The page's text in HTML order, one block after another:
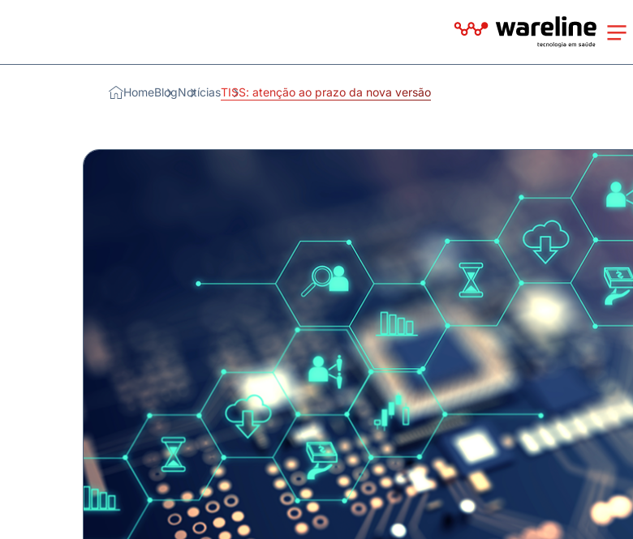
HomeBlogNotíciasTISS: atenção ao prazo da nova versão